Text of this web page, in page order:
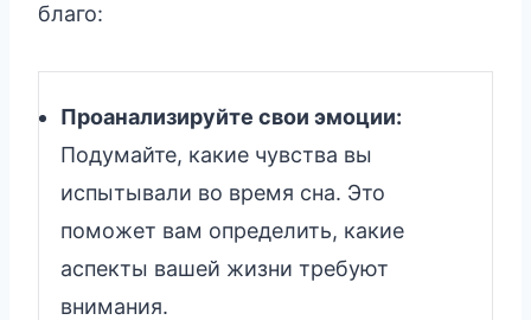
благо:
Проанализируйте свои эмоции:
Подумайте, какие чувства вы
испытывали во время сна. Это
поможет вам определить, какие
аспекты вашей жизни требуют
внимания.